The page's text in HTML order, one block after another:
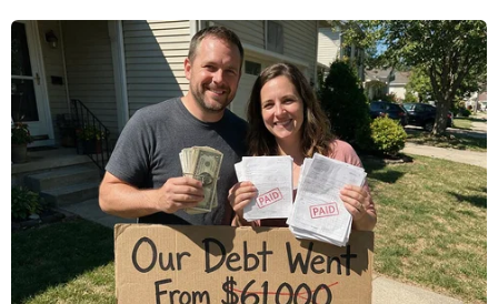
Ngọc Biên
12/01/2020 01:40
Tại hội đàm ngày 11/1, Thủ tướng Đức Angela
Merkel và Tổng thống Nga Vladimir Putin đã thể
hiện sự đồng thuận về hàng loạt vấn đề trong
quan hệ song phương và quốc tế cùng quan tâm.